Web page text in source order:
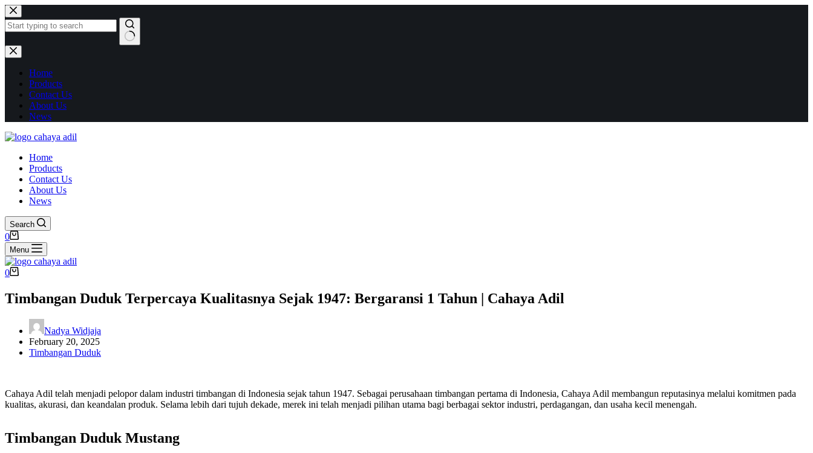
Home
Products
Contact Us
About Us
News
Home
Products
Contact Us
About Us
News
Search
0
Menu
0
Timbangan Duduk Terpercaya Kualitasnya Sejak 1947: Bergaransi 1 Tahun | Cahaya Adil
Nadya Widjaja
February 20, 2025
Timbangan Duduk
Cahaya Adil telah menjadi pelopor dalam industri timbangan di Indonesia sejak tahun 1947. Sebagai perusahaan timbangan pertama di Indonesia, Cahaya Adil membangun reputasinya melalui komitmen pada
kualitas, akurasi, dan keandalan produk. Selama lebih dari tujuh dekade, merek ini telah menjadi pilihan utama bagi berbagai sektor industri, perdagangan, dan usaha kecil menengah.
Timbangan Duduk Mustang